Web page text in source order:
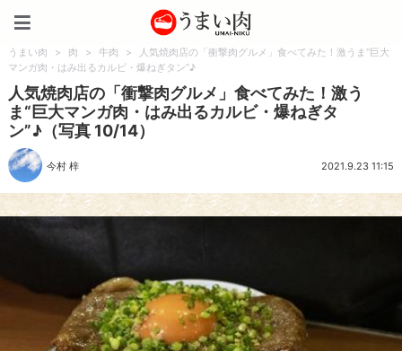
うまい肉 > 肉 > 牛肉 >
人気焼肉店の「衝撃肉グルメ」食べてみた！激うま“巨大
マンガ肉・はみ出るカルビ・爆ねぎタン”♪
人気焼肉店の「衝撃肉グルメ」食べてみた！激う
ま“巨大マンガ肉・はみ出るカルビ・爆ねぎタ
ン”♪（写真 10/14）
今村 梓 2021.9.23 11:15